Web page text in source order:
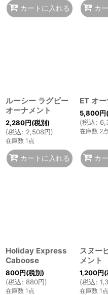
カートに入れる カ
ルーシー ラグビー
オーナメント
2,280円(税別)
(税込: 2,508円)
在庫数 1点
カートに入れる
ET オ
5,800円
(税込:
在庫数 2点
カ
Holiday Express
Caboose
800円(税別)
(税込: 880円)
在庫数 1点
スヌー
メント
1,200円(
(税込:
在庫数 1点